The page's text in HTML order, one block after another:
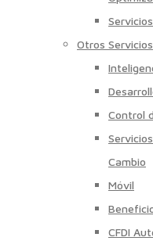
Otros Servicios
Control
Cambio
Móvil
CFDI